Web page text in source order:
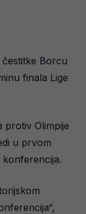
Borcu
finala Lige
protiv Olimpije
u prvom